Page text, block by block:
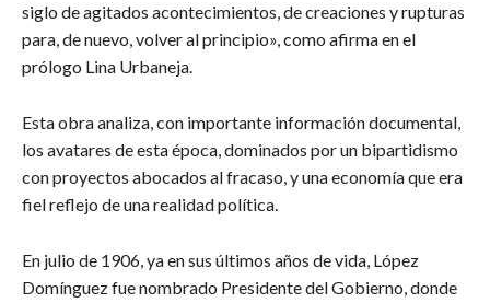
siglo de agitados acontecimientos, de creaciones y rupturas
para, de nuevo, volver al principio», como afirma en el
prólogo Lina Urbaneja.
Esta obra analiza, con importante información documental,
los avatares de esta época, dominados por un bipartidismo
con proyectos abocados al fracaso, y una economía que era
fiel reflejo de una realidad política.
En julio de 1906, ya en sus últimos años de vida, López
Domínguez fue nombrado Presidente del Gobierno, donde